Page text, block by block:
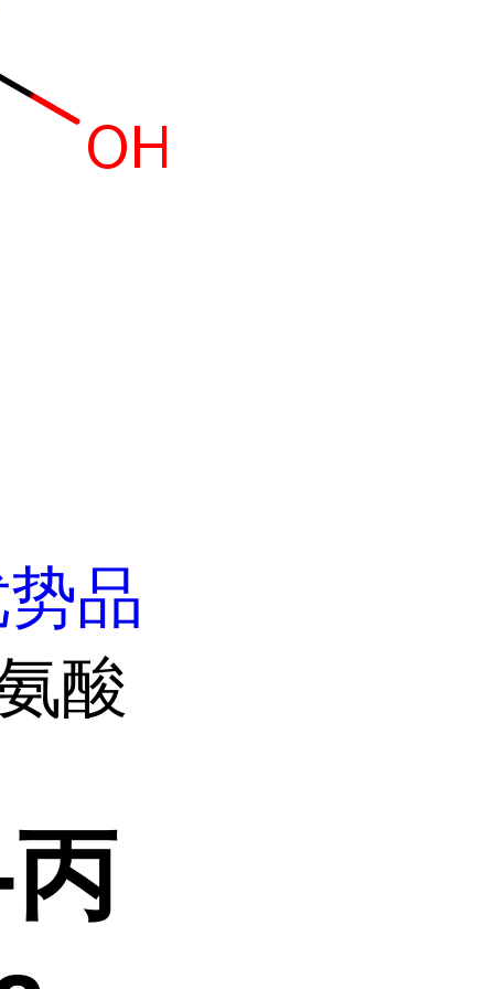
品
酸